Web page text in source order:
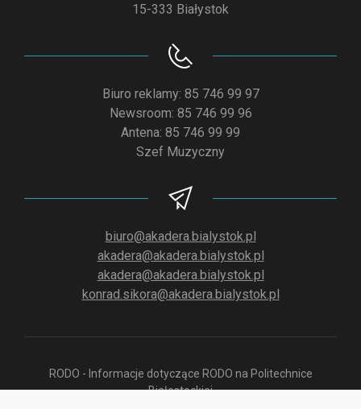
15-333 Białystok
Biuro reklamy: 85 746 99 97
Newsroom: 85 746 99 96
Antena: 85 746 99 99
Szef Muzyczny
biuro@akadera.bialystok.pl
akadera@akadera.bialystok.pl
akadera@akadera.bialystok.pl
konrad.sikora@akadera.bialystok.pl
RODO - Informacje dotyczące RODO na Politechnice
Białostockiej